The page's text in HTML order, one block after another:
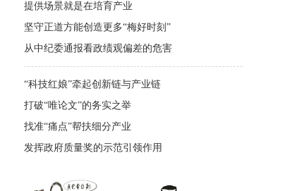
提供场景就是在培育产业
坚守正道方能创造更多“梅好时刻”
从中纪委通报看政绩观偏差的危害
“科技红娘”牵起创新链与产业链
打破“唯论文”的务实之举
找准“痛点”帮扶细分产业
发挥政府质量奖的示范引领作用